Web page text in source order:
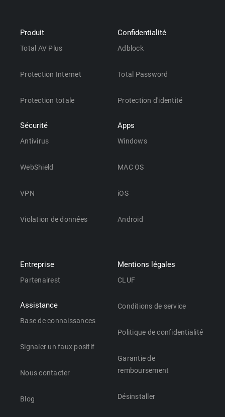
Produit
Total AV Plus
Protection Internet
Protection totale
Sécurité
Antivirus
WebShield
VPN
Violation de données
Confidentialité
Adblock
Total Password
Protection d'identité
Apps
Windows
MAC OS
iOS
Android
Entreprise
Partenairest
Assistance
Base de connaissances
Signaler un faux positif
Nous contacter
Blog
Mentions légales
CLUF
Conditions de service
Politique de confidentialité
Garantie de
remboursement
Désinstaller